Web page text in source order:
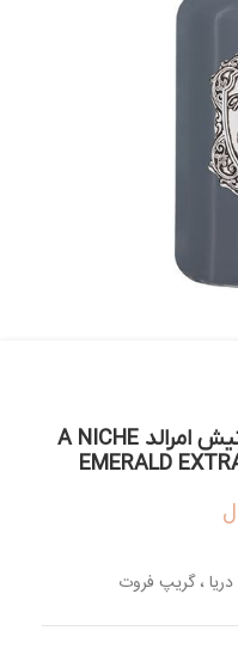
اکستریت د پرفیوم مردانه ای نیش امرالد A NICHE
EMERALD
دریا ، گریپ فروت